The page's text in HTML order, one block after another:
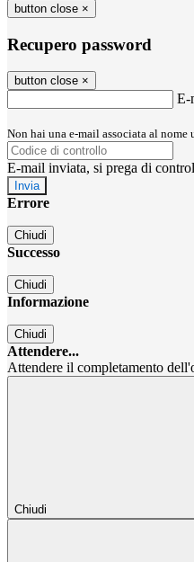
button close ×
Recupero password
button close ×
E-
Non hai una e-mail associata al
E-mail inviata, si prega di
Errore
Chiudi
Successo
Chiudi
Informazione
Chiudi
Attendere...
Attendere il completamento
Chiudi